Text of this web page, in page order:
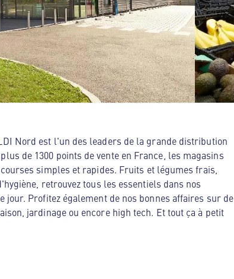
Nord est l'un des leaders de la grande distribution
de 1300 points de vente en France, les magasins
simples et rapides. Fruits et légumes frais,
retrouvez tous les essentiels dans nos
jour. Profitez également de nos bonnes affaires sur de
jardinage ou encore high tech. Et tout ça à petit